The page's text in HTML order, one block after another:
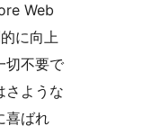
Web
に向上
切不要で
さような
喜ばれ